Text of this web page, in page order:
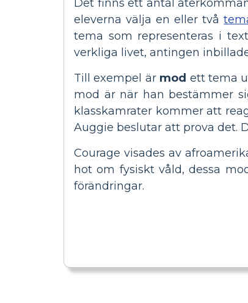
Det finns ett antal
eleverna välja en eller två
tema som representeras i
verkliga livet, antingen
Till exempel är mod ett tema
mod är när han bestämmer
klasskamrater kommer att
Auggie beslutar att prova det.
Courage visades av
hot om fysiskt våld, dessa
förändringar.